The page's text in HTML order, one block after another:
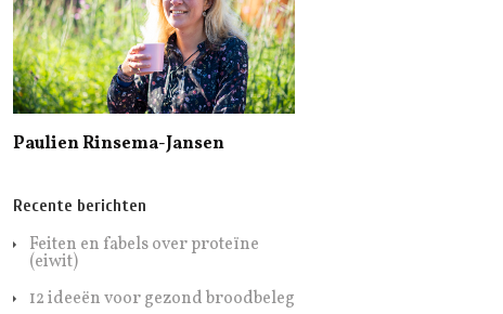
Paulien Rinsema-Jansen
Recente berichten
Feiten en fabels over proteïne
(eiwit)
12 ideeën voor gezond broodbeleg